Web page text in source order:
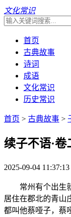
文化常识
首页
古典故事
诗词
成语
文化常识
历史常识
首页 > 古典故事 >
续子不语·卷
2025-09-04 11:37:13
常州有个出生
居住在郡北的青山
都叫他蔡哑子，蔡